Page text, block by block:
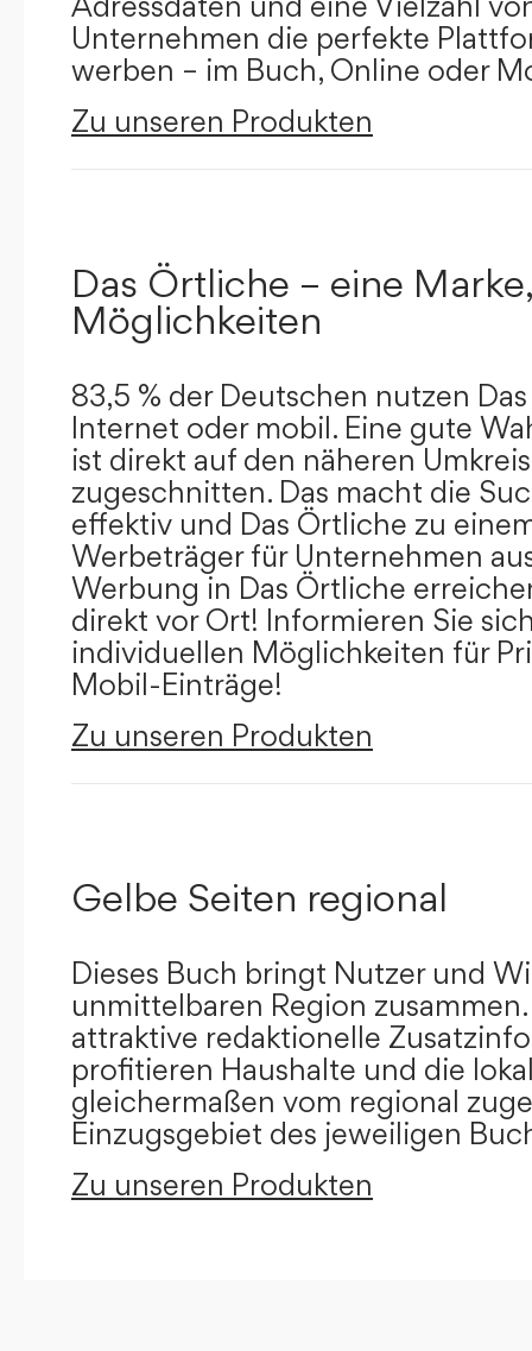
Unternehmen die perfekte
werben – im Buch, Online oder
Zu unseren Produkten
Das Örtliche – eine
Möglichkeiten
83,5 % der Deutschen nutzen
Internet oder mobil. Eine gute
ist direkt auf den näheren
zugeschnitten. Das macht die
effektiv und Das Örtliche zu
Werbeträger für Unternehmen
Werbung in Das Örtliche
direkt vor Ort! Informieren Sie
individuellen Möglichkeiten für
Mobil-Einträge!
Zu unseren Produkten
Gelbe Seiten regional
Dieses Buch bringt Nutzer und
unmittelbaren Region
attraktive redaktionelle
profitieren Haushalte und die
gleichermaßen vom regional
Einzugsgebiet des jeweiligen
Zu unseren Produkten